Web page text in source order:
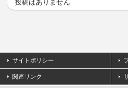
投稿はありません
サイトポリシー
関連リンク